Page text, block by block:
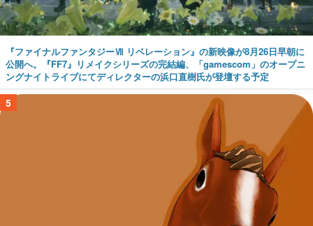
『ファイナルファンタジーⅦ リベレーション』の新映像が8月26日早朝に
公開へ。『FF7』リメイクシリーズの完結編、「gamescom」のオープニ
ングナイトライブにてディレクターの浜口直樹氏が登壇する予定
5